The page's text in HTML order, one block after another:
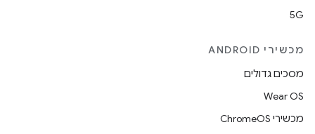
5G
מכשירי ANDROID
מסכים גדולים
Wear OS
מכשירי ChromeOS